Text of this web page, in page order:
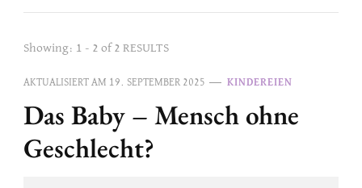
Showing: 1 - 2 of 2 RESULTS
AKTUALISIERT AM 19. SEPTEMBER 2025 KINDEREIEN
Das Baby – Mensch ohne
Geschlecht?